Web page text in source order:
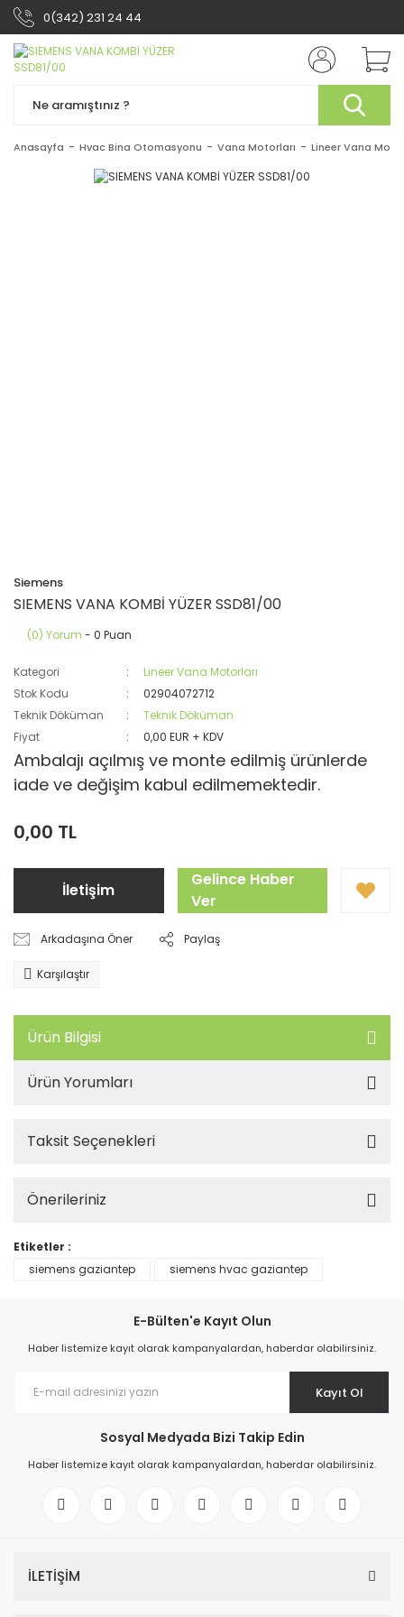
0(342) 231 24 44
Anasayfa Hvac Bina Otomasyonu Vana Motorları Lineer Vana
Siemens
SIEMENS VANA KOMBİ YÜZER SSD81/00
(0) Yorum - 0 Puan
Kategori
Lineer Vana Motorları
Stok Kodu
02904072712
Teknik Döküman
Teknik Döküman
Fiyat
0,00 EUR + KDV
Ambalajı açılmış ve monte edilmiş ürünlerde
iade ve değişim kabul edilmemektedir.
0,00 TL
İletişim
Gelince Haber
Ver
Arkadaşına Öner Paylaş
Karşılaştır
Ürün Bilgisi
Ürün Yorumları
Taksit Seçenekleri
Önerileriniz
Etiketler :
siemens gaziantep
siemens hvac gaziantep
E-Bülten'e Kayıt Olun
Haber listemize kayıt olarak kampanyalardan, haberdar olabilirsiniz.
Kayıt Ol
Sosyal Medyada Bizi Takip Edin
Haber listemize kayıt olarak kampanyalardan, haberdar olabilirsiniz.
İLETİŞİM